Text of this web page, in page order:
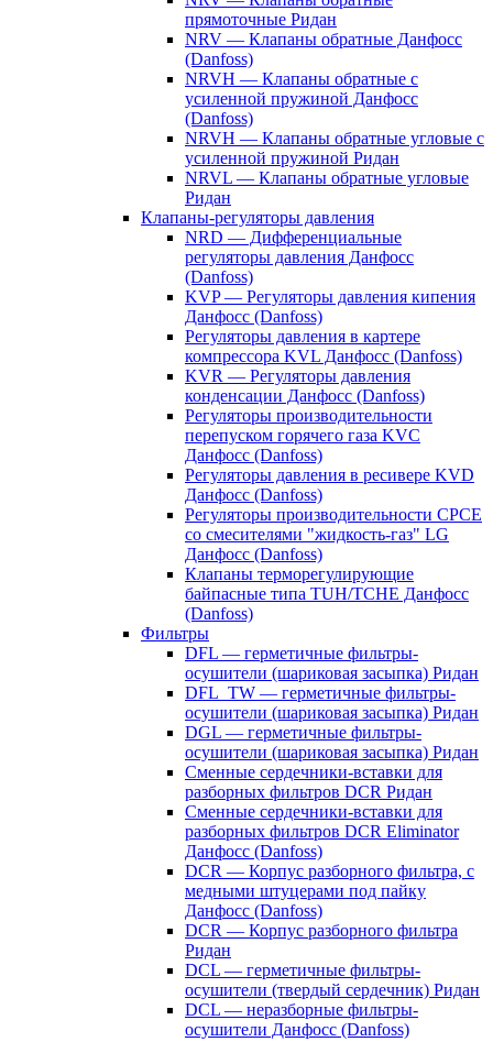
прямоточные Ридан
NRV — Клапаны обратные Данфосс
(Danfoss)
NRVH — Клапаны обратные с
усиленной пружиной Данфосс
(Danfoss)
NRVH — Клапаны обратные угловые с
усиленной пружиной Ридан
NRVL — Клапаны обратные угловые
Ридан
Клапаны-регуляторы давления
NRD — Дифференциальные
регуляторы давления Данфосс
(Danfoss)
KVP — Регуляторы давления кипения
Данфосс (Danfoss)
Регуляторы давления в картере
компрессора KVL Данфосс (Danfoss)
KVR — Регуляторы давления
конденсации Данфосс (Danfoss)
Регуляторы производительности
перепуском горячего газа KVC
Данфосс (Danfoss)
Регуляторы давления в ресивере KVD
Данфосс (Danfoss)
Регуляторы производительности CPCE
со смесителями "жидкость-газ" LG
Данфосс (Danfoss)
Клапаны терморегулирующие
байпасные типа TUH/TCHE Данфосс
(Danfoss)
Фильтры
DFL — герметичные фильтры-
осушители (шариковая засыпка) Ридан
DFL_TW — герметичные фильтры-
осушители (шариковая засыпка) Ридан
DGL — герметичные фильтры-
осушители (шариковая засыпка) Ридан
Сменные сердечники-вставки для
разборных фильтров DCR Ридан
Сменные сердечники-вставки для
разборных фильтров DCR Eliminator
Данфосс (Danfoss)
DCR — Корпус разборного фильтра, с
медными штуцерами под пайку
Данфосс (Danfoss)
DCR — Корпус разборного фильтра
Ридан
DCL — герметичные фильтры-
осушители (твердый сердечник) Ридан
DCL — неразборные фильтры-
осушители Данфосс (Danfoss)